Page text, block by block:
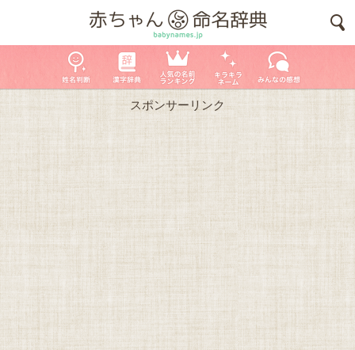
スポンサーリンク